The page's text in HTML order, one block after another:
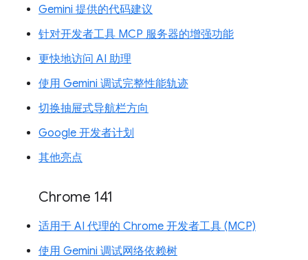
Gemini 提供的代码建议
针对开发者工具 MCP 服务器的增强功能
更快地访问 AI 助理
使用 Gemini 调试完整性能轨迹
切换抽屉式导航栏方向
Google 开发者计划
其他亮点
Chrome 141
适用于 AI 代理的 Chrome 开发者工具 (MCP)
使用 Gemini 调试网络依赖树